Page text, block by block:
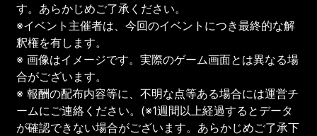
す。あらかじめご了承ください。
※イベント主催者は、今回のイベントにつき最終的な解
釈権を有します。
※ 画像はイメージです。実際のゲーム画面とは異なる場
合がございます。
※ 報酬の配布内容等に、不明な点等ある場合には運営チ
ームにご連絡ください。(※1週間以上経過するとデータ
が確認できない場合がございます。あらかじめご了承下